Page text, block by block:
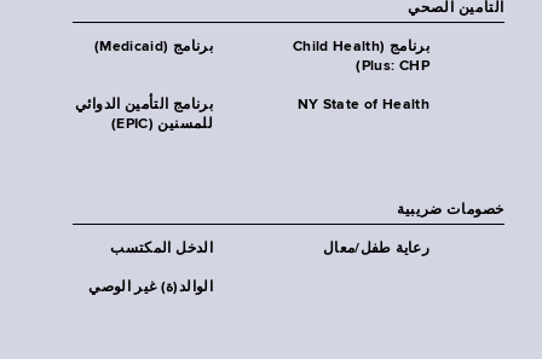
التأمين الصحي
برنامج (Medicaid)
برنامج (Child Health
Plus: CHP)
برنامج التأمين الدوائي
للمسنين (EPIC)
NY State of Health
خصومات ضريبية
الدخل المكتسب رعاية طفل/معال
الوالد(ة) غير الوصي